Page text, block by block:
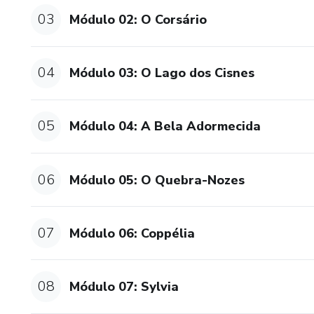
treta nos bastidores?
nas versões que conhecemos.
Essa análise é embasada na
* NÃO PRECISA TER
03 Módulo 02: O Corsário
04 Módulo 03: O Lago dos Cisnes
05 Módulo 04: A Bela Adormecida
06 Módulo 05: O Quebra-Nozes
07 Módulo 06: Coppélia
08 Módulo 07: Sylvia